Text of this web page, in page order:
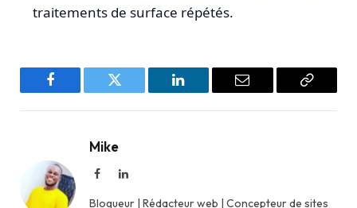
traitements de surface répétés.
Facebook Twitter LinkedIn Email
Copy
Mike
FacebookLinkedIn
Blogueur | Rédacteur web | Concepteur de sites